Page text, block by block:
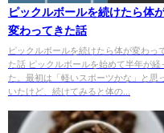
ピックルボールを続けたら体
変わってきた話
ピックルボールを続けたら体が変わっ
た話 ピックルボールを始めて半年が経
た。最初は「軽いスポーツかな」と思
いたけど、続けてみると体の...